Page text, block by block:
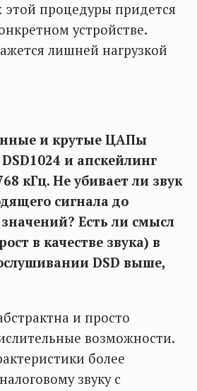
этой процедуры придется
устройстве.
лишней нагрузкой
и крутые ЦАПы
и апскейлинг
кГц. Не убивает ли звук
сигнала до
Есть ли смысл
в качестве звука) в
DSD выше,
и просто
возможности.
более
звуку с